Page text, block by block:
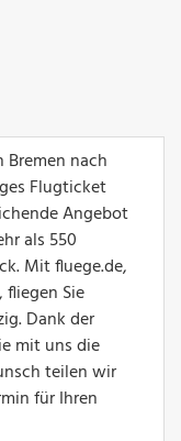
Bremen nach
Flugticket
Angebot
als 550
Mit fluege.de,
Sie
Dank der
mit uns die
teilen wir
für Ihren